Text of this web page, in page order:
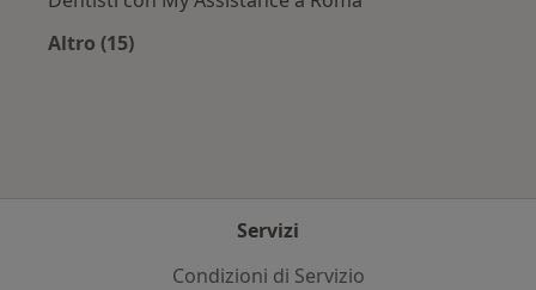
Altro (15)
Servizi
Condizioni di Servizio